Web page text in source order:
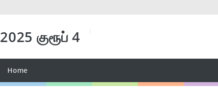
2025 குரூப் 4
Home